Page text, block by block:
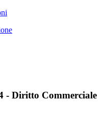
- Diritto Commerciale